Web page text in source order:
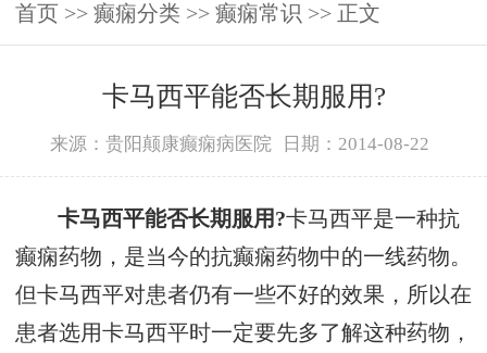
首页 >> 癫痫分类 >> 癫痫常识 >> 正文
卡马西平能否长期服用?
来源：贵阳颠康癫痫病医院 日期：2014-08-22
卡马西平能否长期服用?卡马西平是一种抗
癫痫药物，是当今的抗癫痫药物中的一线药物。
但卡马西平对患者仍有一些不好的效果，所以在
患者选用卡马西平时一定要先多了解这种药物，